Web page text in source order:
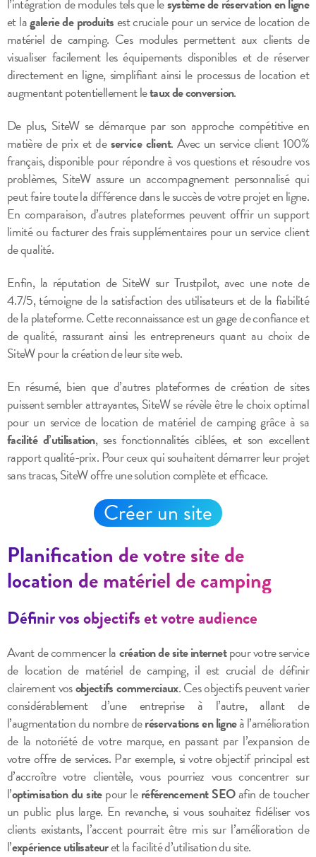
et lagalerie de produitsest cruciale pour un service de location de
matériel de camping. Ces modules permettent aux clients de
visualiser facilement les équipements disponibles et de réserver
directement en ligne, simplifiant ainsi le processus de location et
augmentant potentiellement letaux de conversion.
De plus, SiteW se démarque par son approche compétitive en
matière de prix et deservice client. Avec un service client 100%
français, disponible pour répondre à vos questions et résoudre vos
problèmes, SiteW assure un accompagnement personnalisé qui
peut faire toute la différence dans le succès de votre projet en ligne.
En comparaison, d’autres plateformes peuvent offrir un support
limité ou facturer des frais supplémentaires pour un service client
de qualité.
Enfin, la réputation de SiteW sur Trustpilot, avec une note de
4.7/5, témoigne de la satisfaction des utilisateurs et de la fiabilité
de la plateforme. Cette reconnaissance est un gage de confiance et
de qualité, rassurant ainsi les entrepreneurs quant au choix de
SiteW pour la création de leur site web.
En résumé, bien que d’autres plateformes de création de sites
puissent sembler attrayantes, SiteW se révèle être le choix optimal
pour un service de location de matériel de camping grâce à sa
facilité d’utilisation, ses fonctionnalités ciblées, et son excellent
rapport qualité-prix. Pour ceux qui souhaitent démarrer leur projet
sans tracas, SiteW offre une solution complète et efficace.
Créer un site
Planification de votre site de
location de matériel de camping
Définir vos objectifs et votre audience
Avant de commencer lacréation de site internetpour votre service
de location de matériel de camping, il est crucial de définir
clairement vosobjectifs commerciaux. Ces objectifs peuvent varier
considérablement d’une entreprise à l’autre, allant de
l’augmentation du nombre deréservations en ligneà l’amélioration
de la notoriété de votre marque, en passant par l’expansion de
votre offre de services. Par exemple, si votre objectif principal est
d’accroître votre clientèle, vous pourriez vous concentrer sur
l’optimisation du sitepour leréférencement SEOafin de toucher
un public plus large. En revanche, si vous souhaitez fidéliser vos
clients existants, l’accent pourrait être mis sur l’amélioration de
l’expérience utilisateuret la facilité d’utilisation du site.